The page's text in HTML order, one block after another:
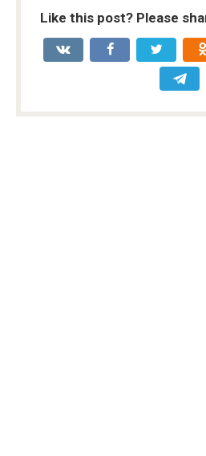
Like this post? Please